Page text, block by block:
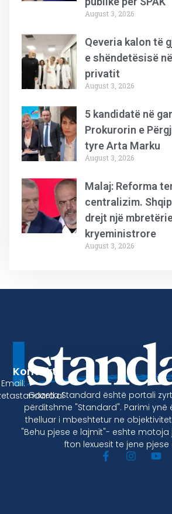
August 3, 2026
Qeveria kalon të
e shëndetësisë
privatit
August 3, 2026
5 kandidatë në
Prokurorin e
tyre Arta Marku
August 3, 2026
Malaj: Reforma
centralizim.
drejt një
kryeministrore
August 3, 2026
Gazeta Standard është portali
përditshme "Standard". Parimi ynë
thelluar i mbeshtetur ne
"Behu pjese e lajmit"- eshte motoja
fton lexuesit te jene pjese
Kontakt
Email: